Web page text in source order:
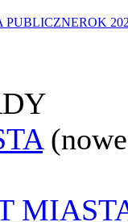
PUBLICZNEROK
(nowe